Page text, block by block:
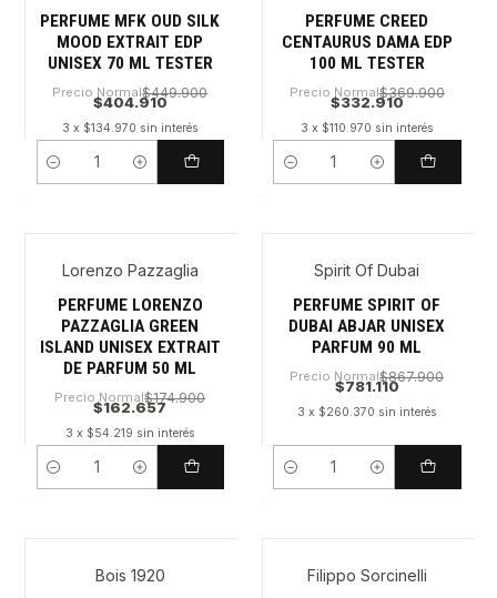
PERFUME MFK OUD SILK
MOOD EXTRAIT EDP
UNISEX 70 ML TESTER
Precio Normal$449.900
$404.910
3 x $134.970 sin interés
Cantidad
PERFUME CREED
CENTAURUS DAMA EDP
100 ML TESTER
Precio Normal$369.900
$332.910
3 x $110.970 sin interés
Cantidad
Lorenzo Pazzaglia
PERFUME LORENZO
PAZZAGLIA GREEN
ISLAND UNISEX EXTRAIT
DE PARFUM 50 ML
Precio Normal$174.900
$162.657
3 x $54.219 sin interés
Cantidad
Spirit Of Dubai
PERFUME SPIRIT OF
DUBAI ABJAR UNISEX
PARFUM 90 ML
Precio Normal$867.900
$781.110
3 x $260.370 sin interés
Cantidad
Bois 1920 Filippo Sorcinelli